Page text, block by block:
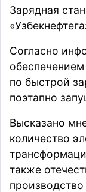
Зарядная
Согласно
по быстрой
поэтапно
Высказано
количество
также